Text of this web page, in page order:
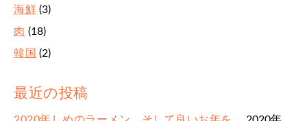
海鮮 (3)
肉 (18)
韓国 (2)
最近の投稿